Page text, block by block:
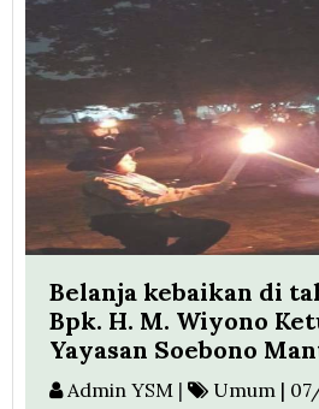
Belanja kebaikan di
Bpk. H. M. Wiyono
Yayasan Soebono
Admin YSM | Umum |